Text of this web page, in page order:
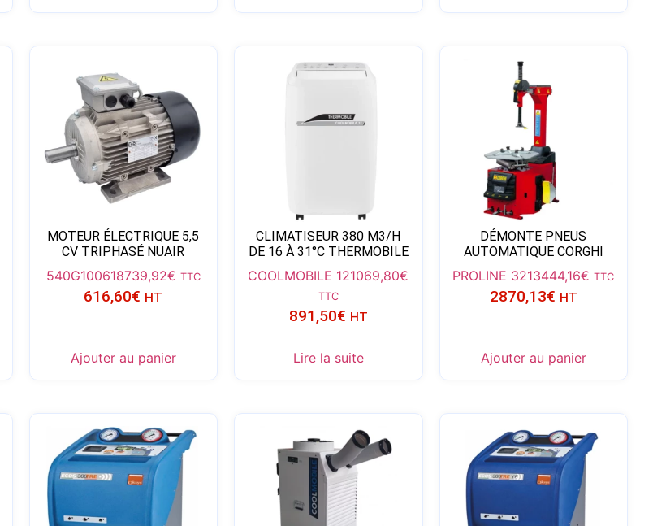
MOTEUR ÉLECTRIQUE 5,5
CV TRIPHASÉ NUAIR
540G100618739,92€ TTC
616,60€ HT
Ajouter au panier
CLIMATISEUR 380 M3/H
DE 16 À 31°C THERMOBILE
COOLMOBILE 121069,80€
TTC
891,50€ HT
Lire la suite
DÉMONTE PNEUS
AUTOMATIQUE CORGHI
PROLINE 3213444,16€ TTC
2870,13€ HT
Ajouter au panier